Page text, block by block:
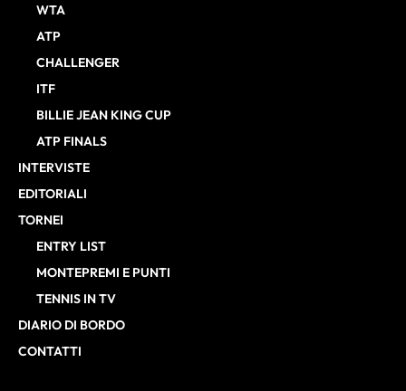
WTA
ATP
CHALLENGER
ITF
BILLIE JEAN KING CUP
ATP FINALS
INTERVISTE
EDITORIALI
TORNEI
ENTRY LIST
MONTEPREMI E PUNTI
TENNIS IN TV
DIARIO DI BORDO
CONTATTI